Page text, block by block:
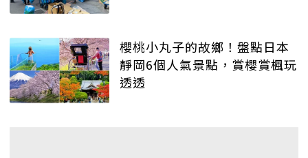
櫻桃小丸子的故鄉！盤點日本
靜岡6個人氣景點，賞櫻賞楓玩
透透